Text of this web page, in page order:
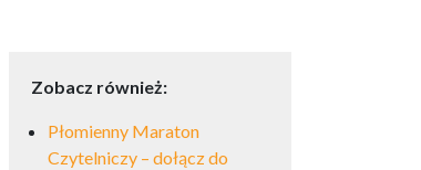
Zobacz również:
Płomienny Maraton
Czytelniczy – dołącz do